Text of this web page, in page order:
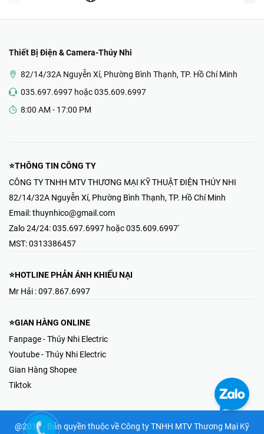
Thiết Bị Điện & Camera-Thúy Nhi
82/14/32A Nguyễn Xí, Phường Bình Thạnh, TP. Hồ Chí Minh
035.697.6997 hoặc 035.609.6997
8:00 AM - 17:00 PM
⭐THÔNG TIN CÔNG TY
CÔNG TY TNHH MTV THƯƠNG MẠI KỸ THUẬT ĐIỆN THÚY NHI
82/14/32A Nguyễn Xí, Phường Bình Thạnh, TP. Hồ Chí Minh
Email:thuynhico@gmail.com
Zalo 24/24:035.697.6997 hoặc 035.609.6997'
MST:0313386457
⭐HOTLINE PHẢN ÁNH KHIẾU NẠI
Mr Hải : 097.867.6997
⭐GIAN HÀNG ONLINE
Fanpage - Thúy Nhi Electric
Youtube - Thúy Nhi Electric
Gian Hàng Shopee
Tiktok
@2019 - Bản quyền thuộc về Công ty TNHH MTV Thương Mại Kỹ